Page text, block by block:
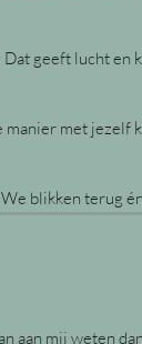
geeft lucht en
met jezelf
blikken terug
aan mij weten